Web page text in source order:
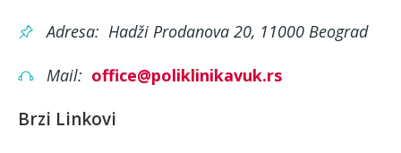
Adresa: Hadži Prodanova 20, 11000 Beograd
Mail: office@poliklinikavuk.rs
Brzi Linkovi